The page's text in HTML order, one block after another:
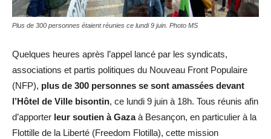
Plus de 300 personnes étaient réunies ce lundi 9 juin. Photo MS
Quelques heures après l’appel lancé par les syndicats,
associations et partis politiques du Nouveau Front Populaire
(NFP), plus de 300 personnes se sont amassées devant
l’Hôtel de Ville bisontin, ce lundi 9 juin à 18h. Tous réunis afin
d’apporter leur soutien à Gazaà Besançon, en particulier à la
Flottille de la Liberté (Freedom Flotilla), cette mission